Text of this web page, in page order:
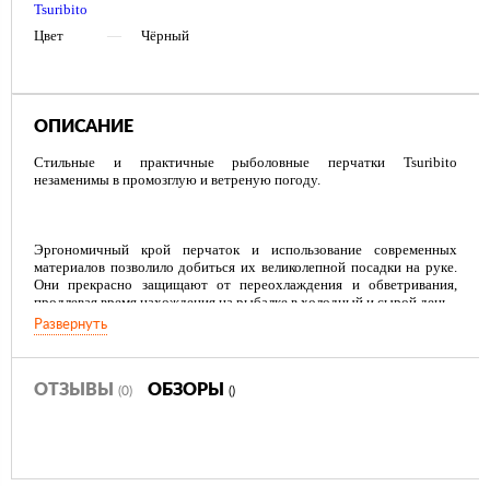
Tsuribito
Цвет
— Чёрный
ОПИСАНИЕ
Стильные и практичные рыболовные перчатки Tsuribito
незаменимы в промозглую и ветреную погоду.
Эргономичный крой перчаток и использование современных
материалов позволило добиться их великолепной посадки на руке.
Они прекрасно защищают от переохлаждения и обветривания,
продлевая время нахождения на рыбалке в холодный и сырой день.
высокую температуру.
Развернуть
ОТЗЫВЫ (0) ОБЗОРЫ ()